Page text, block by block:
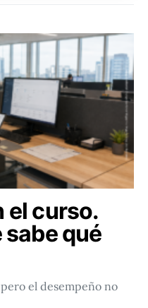
el curso.
sabe qué
el desempeño no